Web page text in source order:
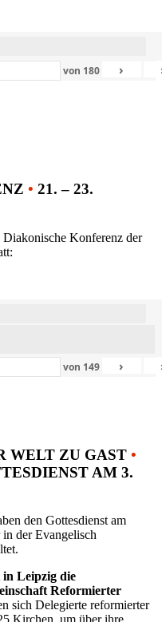
von 180 ›
• 21. – 23.
Konferenz der
von 149 ›
WELT ZU GAST •
AM 3.
den Gottesdienst am
der Evangelisch
in Leipzig die
Reformierter
sich Delegierte reformierter